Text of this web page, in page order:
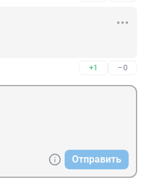
+1 –0
Отправить